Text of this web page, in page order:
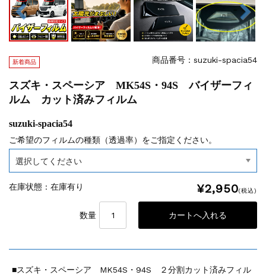
新着商品 商品番号：suzuki-spacia54
スズキ・スペーシア MK54S・94S バイザーフィ
ルム カット済みフィルム
suzuki-spacia54
ご希望のフィルムの種類（透過率）をご指定ください。
在庫状態 : 在庫有り ¥2,950(税込)
数量
■スズキ・スペーシア MK54S・94S ２分割カット済みフィル